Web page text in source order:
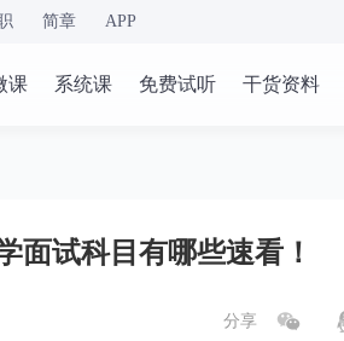
简章 APP
课 系统课 免费试听 干货资料
面试科目有哪些速看！
分享